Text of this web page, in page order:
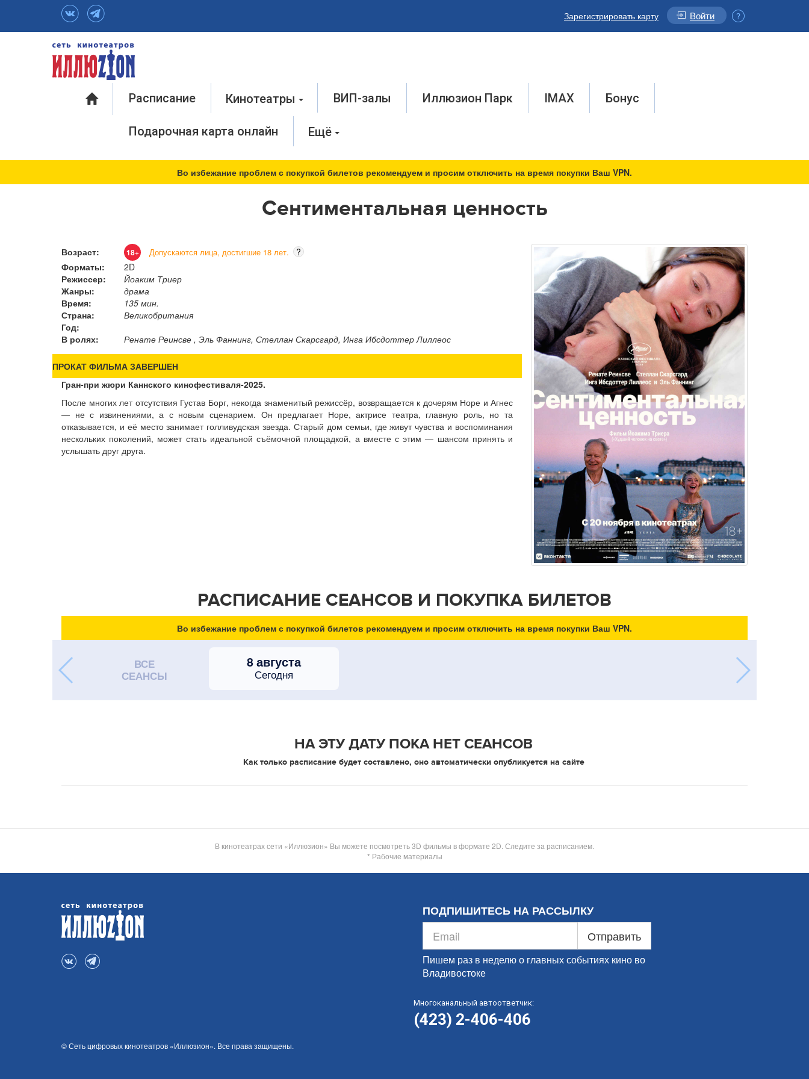
Зарегистрировать карту Войти
Расписание Кинотеатры ВИП-залы Иллюзион Парк IMAX Бонус
Подарочная карта онлайн Ещё
Во избежание проблем с покупкой билетов рекомендуем и просим отключить на время покупки Ваш VPN.
Сентиментальная ценность
Возраст: 18+ Допускаются лица, достигшие 18 лет.
?
Форматы:
2D
Режиссер:
Йоаким Триер
Жанры:
драма
Время:
135 мин.
Страна:
Великобритания
Год:
В ролях:
Ренате Реинсве , Эль Фаннинг, Стеллан Скарсгард, Инга Ибсдоттер Лиллеос
ПРОКАТ ФИЛЬМА ЗАВЕРШЕН
Гран-при жюри Каннского кинофестиваля-2025.
После многих лет отсутствия Густав Борг, некогда знаменитый режиссёр, возвращается к дочерям Норе и Агнес
— не с извинениями, а с новым сценарием. Он предлагает Норе, актрисе театра, главную роль, но та
отказывается, и её место занимает голливудская звезда. Старый дом семьи, где живут чувства и воспоминания
нескольких поколений, может стать идеальной съёмочной площадкой, а вместе с этим — шансом принять и
услышать друг друга.
РАСПИСАНИЕ СЕАНСОВ И ПОКУПКА БИЛЕТОВ
Во избежание проблем с покупкой билетов рекомендуем и просим отключить на время покупки Ваш VPN.
ВСЕ
СЕАНСЫ
8 августа
Сегодня
НА ЭТУ ДАТУ ПОКА НЕТ СЕАНСОВ
Как только расписание будет составлено, оно автоматически опубликуется на сайте
В кинотеатрах сети «Иллюзион» Вы можете посмотреть 3D фильмы в формате 2D. Следите за расписанием.
* Рабочие материалы
ПОДПИШИТЕСЬ НА РАССЫЛКУ
Отправить
Пишем раз в неделю о главных событиях кино во
Владивостоке
Многоканальный автоответчик:
(423) 2-406-406
© Сеть цифровых кинотеатров «Иллюзион». Все права защищены.